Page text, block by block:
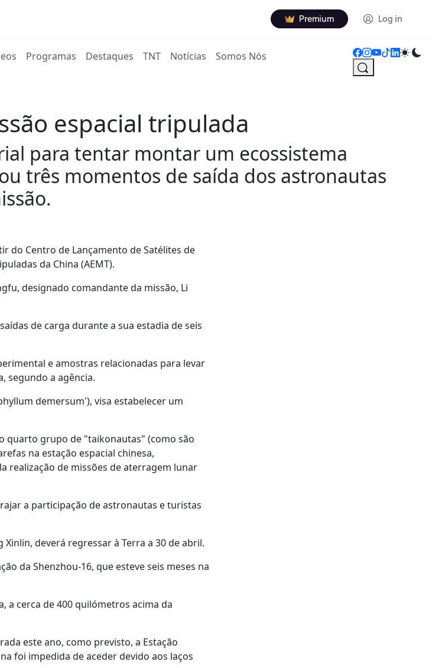
Premium Log in
Programas Destaques TNT Notícias Somos Nós
espacial tripulada
para tentar montar um ecossistema
três momentos de saída dos astronautas
do Centro de Lançamento de Satélites de
da China (AEMT).
designado comandante da missão, Li
de carga durante a sua estadia de seis
e amostras relacionadas para levar
segundo a agência.
demersum'), visa estabelecer um
quarto grupo de "taikonautas" (como são
na estação espacial chinesa,
realização de missões de aterragem lunar
a participação de astronautas e turistas
deverá regressar à Terra a 30 de abril.
da Shenzhou-16, que esteve seis meses na
a cerca de 400 quilómetros acima da
este ano, como previsto, a Estação
foi impedida de aceder devido aos laços